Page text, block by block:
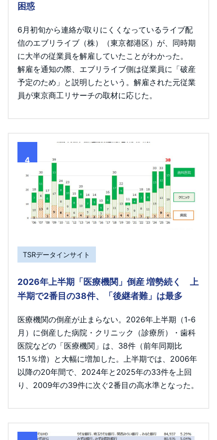
困惑
6月初旬から連絡が取りにくくなっているライブ配
信のエブリライブ（株）（東京都港区）が、同時期
に大半の従業員を解雇していたことがわかった。
解雇を通知の際、エブリライブ側は従業員に「破産
予定のため」と説明したという。解雇された元従業
員が東京商工リサーチの取材に応じた。
4
TSRデータインサイト
2026年上半期「医療機関」倒産 増勢続く 上
半期で2番目の38件、「後継者難」は最多
医療機関の倒産が止まらない。2026年上半期（1-6
月）に倒産した病院・クリニック（診療所）・歯科
医院などの「医療機関」は、38件（前年同期比
15.1％増）と大幅に増加した。上半期では、2006年
以降の20年間で、2024年と2025年の33件を上回
り、2009年の39件に次ぐ2番目の高水準となった。